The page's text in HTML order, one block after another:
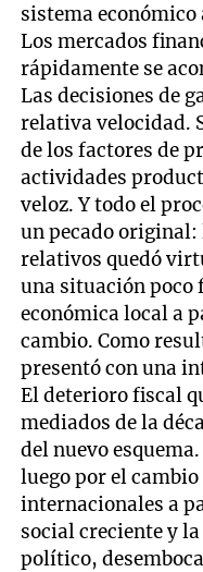
sistema
Los mercados
rápidamente se
Las decisiones de
relativa velocidad.
de los factores de
actividades
veloz. Y todo el
un pecado
relativos quedó
una situación poco
económica local a
cambio. Como
presentó con una
El deterioro fiscal
mediados de la
del nuevo
luego por el
internacionales a
social creciente y
político,